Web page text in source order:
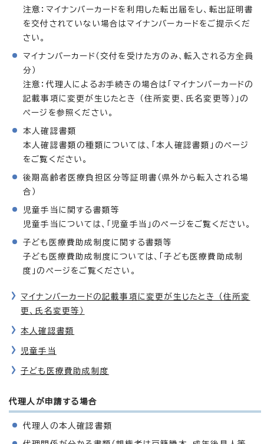
注意：マイナンバーカードを利用した転出届をし、転出証明書
を交付されていない場合はマイナンバーカードをご提示くだ
さい。
マイナンバーカード（交付を受けた方のみ、転入される方全員
分）
注意：代理人によるお手続きの場合は「マイナンバーカードの
記載事項に変更が生じたとき （住所変更、氏名変更等）」の
ページを参照ください。
本人確認書類
本人確認書類の種類については、「本人確認書類」のページ
をご覧ください。
後期高齢者医療負担区分等証明書（県外から転入される場
合）
児童手当に関する書類等
児童手当については、「児童手当」のページをご覧ください。
子ども医療費助成制度に関する書類等
子ども医療費助成制度については、「子ども医療費助成制
度」のページをご覧ください。
マイナンバーカードの記載事項に変更が生じたとき （住所変
更、氏名変更等）
本人確認書類
児童手当
子ども医療費助成制度
代理人が申請する場合
代理人の本人確認書類